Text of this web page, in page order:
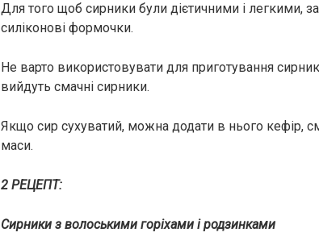
Для того щоб сирники були дієтичними і легкими,
силіконові формочки.
Не варто використовувати для приготування
вийдуть смачні сирники.
Якщо сир сухуватий, можна додати в нього кефір,
маси.
2 РЕЦЕПТ:
Сирники з волоськими горіхами і родзинками